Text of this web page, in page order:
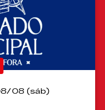
08 (sáb)